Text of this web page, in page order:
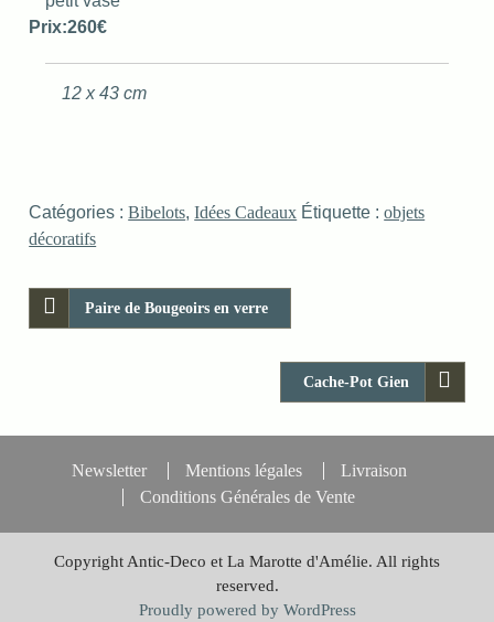
Prix:260€
12 x 43 cm
Catégories :Bibelots,Idées Cadeaux Étiquette :objets
décoratifs
Paire de Bougeoirs en verre
Cache-Pot Gien
Newsletter Mentions légales
Livraison
Conditions Générales de Vente
Copyright Antic-Deco et La Marotte d'Amélie. All rights
reserved.
Proudly powered by WordPress